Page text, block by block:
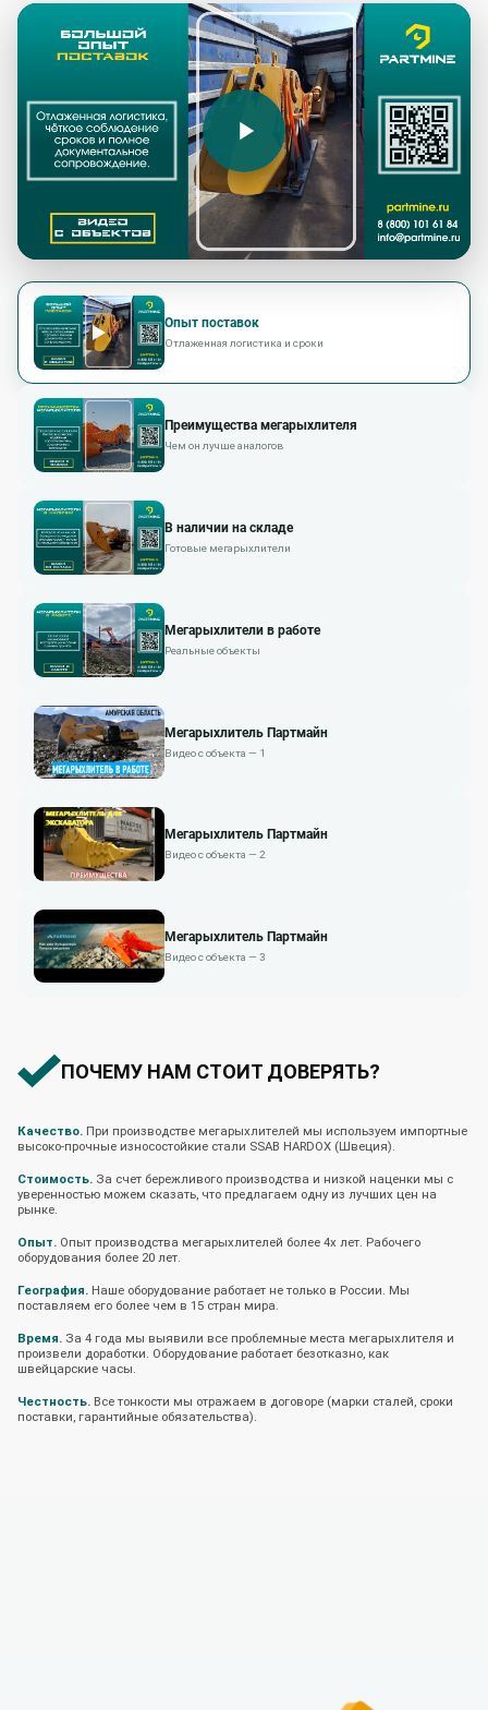
Опыт поставок
Отлаженная логистика и сроки
Преимущества мегарыхлителя
Чем он лучше аналогов
В наличии на складе
Готовые мегарыхлители
Мегарыхлители в работе
Реальные объекты
Мегарыхлитель Партмайн
Видео с объекта — 1
Мегарыхлитель Партмайн
Видео с объекта — 2
Мегарыхлитель Партмайн
Видео с объекта — 3
ПОЧЕМУ НАМ СТОИТ ДОВЕРЯТЬ?
Качество. При производстве мегарыхлителей мы используем импортные
высоко-прочные износостойкие стали SSAB HARDOX (Швеция).
Стоимость. За счет бережливого производства и низкой наценки мы с
уверенностью можем сказать, что предлагаем одну из лучших цен на
рынке.
Опыт. Опыт производства мегарыхлителей более 4х лет. Рабочего
оборудования более 20 лет.
География. Наше оборудование работает не только в России. Мы
поставляем его более чем в 15 стран мира.
Время. За 4 года мы выявили все проблемные места мегарыхлителя и
произвели доработки. Оборудование работает безотказно, как
швейцарские часы.
Честность. Все тонкости мы отражаем в договоре (марки сталей, сроки
поставки, гарантийные обязательства).